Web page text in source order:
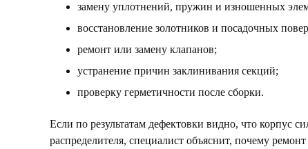
замену уплотнений, пружин и изношенных
восстановление золотников и посадочных
ремонт или замену клапанов;
устранение причин заклинивания секций;
проверку герметичности после сборки.
Если по результатам дефектовки видно, что корпус
распределителя, специалист объяснит, почему